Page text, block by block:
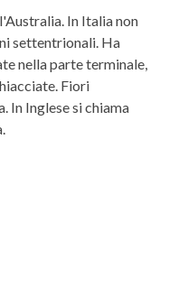
In Italia non
settentrionali. Ha
nella parte terminale,
Fiori
In Inglese si chiama